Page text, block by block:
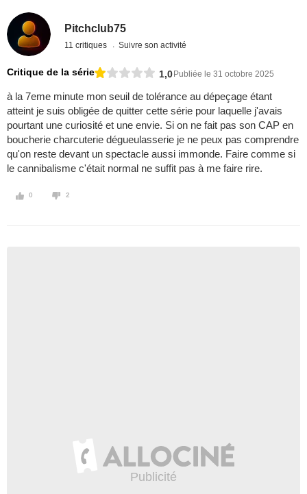
Pitchclub75
11 critiques Suivre son activité
Critique de la série 1,0Publiée le 31 octobre 2025
à la 7eme minute mon seuil de tolérance au dépeçage étant
atteint je suis obligée de quitter cette série pour laquelle j'avais
pourtant une curiosité et une envie. Si on ne fait pas son CAP en
boucherie charcuterie dégueulasserie je ne peux pas comprendre
qu'on reste devant un spectacle aussi immonde. Faire comme si
le cannibalisme c'était normal ne suffit pas à me faire rire.
0 2